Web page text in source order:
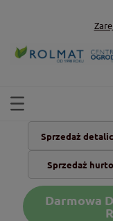
Sprzedaż
Sprzedaż
Darmowa